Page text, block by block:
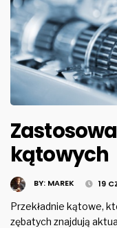
kątowych
BY: MAREK 19
Przekładnie kątowe,
zębatych znajdują